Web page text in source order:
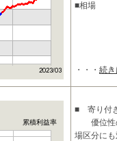
■相場
・・・ 続
累積利益率
■ 寄り付
優位性の
場区分に